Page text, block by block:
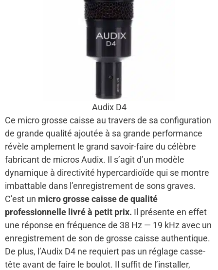
Audix D4
Ce micro grosse caisse au travers de sa configuration
de grande qualité ajoutée à sa grande performance
révèle amplement le grand savoir-faire du célèbre
fabricant de micros Audix. Il s’agit d’un modèle
dynamique à directivité hypercardioïde qui se montre
imbattable dans l’enregistrement de sons graves.
C’est un micro grosse caisse de qualité
professionnelle livré à petit prix. Il présente en effet
une réponse en fréquence de 38 Hz — 19 kHz avec un
enregistrement de son de grosse caisse authentique.
De plus, l’Audix D4 ne requiert pas un réglage casse-
tête avant de faire le boulot. Il suffit de l’installer,